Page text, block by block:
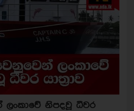
නිපදවූ ධීවර